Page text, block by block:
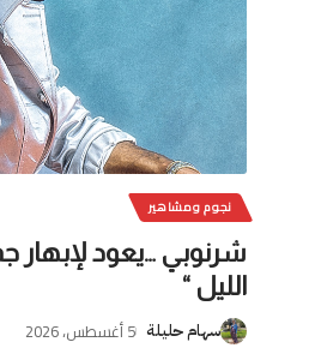
نجوم ومشاهير
شرنوبي …يعود لإبهار
الليل “
سهام حليلة 5 أغسطس، 2026